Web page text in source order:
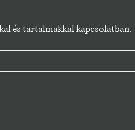
és tartalmakkal kapcsolatban.